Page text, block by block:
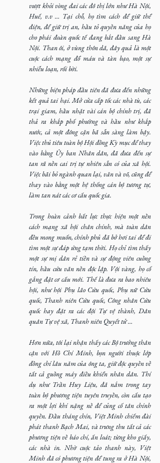
vượt khỏi vòng đai các đô thị lớn như Hà Nội,
Huế, v.v … Tại chỗ, họ tìm cách để giữ thể
điện, để giữ trị an, hầu tỏ quyền năng của họ
cho phái đoàn quốc tế đang bắt đầu sang Hà
Nội. Than ôi, ở vùng thôn dã, đây quả là một
cuộc cách mạng đổ máu và tàn bạo, một sự
nhiễu loạn, rối bời.
Những biện pháp đầu tiên đã đưa đến những
kết quả tai hại. Mở cửa cấp tốc các nhà tù, các
trại giam, hầu nhặt vài cán bộ chính trị, đã
thả ra khắp phố phường và hầu như khắp
nước, cả một đông cặn bã sẵn sàng làm bậy.
Việc thủ tiêu toàn bộ Hội đồng Kỳ mục để thay
vào bằng Ủy ban Nhân dân, đã đưa đến sự
tan rã nền cai trị tự nhiên sẵn có của xã hội.
Việc bãi bỏ ngành quan lại, văn và võ, cũng để
thay vào bằng một hệ thống cán bộ tương tự,
làm tan nát các cơ cấu quốc gia.
Trong hoàn cảnh bất lực thực hiện một nền
cách mạng xã hội chân chính, mà toàn dân
đều mong muốn, chính phủ đã bở hơi tai để đi
tìm một sự đáp ứng tạm thời. Họ chỉ tìm thấy
một sự mị dân rẻ tiền và sự động viên cuồng
tín, hầu cứu vãn nền độc lập. Vội vàng, họ cố
gắng đặt cơ cấu mới. Thế là đưa ra bao nhiêu
hội, như hội Phụ lão Cứu quốc, Phụ nữ Cứu
quốc, Thanh niên Cứu quốc, Công nhân Cứu
quốc hay đặt ra các đội Tự vệ thành, Dân
quân Tự vệ xã, Thanh niên Quyết tử …
Hơn nữa, tôi lại nhận thấy các Bộ trưởng thân
cận với Hồ Chí Minh, bọn người thuộc lớp
đồng chí lâu năm của ông ta, giữ độc quyền về
tất cả guồng máy điều khiển nhân dân. Thí
dụ như Trần Huy Liệu, đã nắm trong tay
toàn bộ phương tiện tuyên truyền, còn cấu tạo
ra một lợi khí nặng nề để củng cố tân chính
quyền. Đầu tháng chín, Việt Minh chiếm đài
phát thanh Bạch Mai, và trưng thu tất cả các
phương tiện về báo chí, ấn loát; từng kho giấy,
các nhà in. Nhờ cuộc tảo thanh này, Việt
Minh đã có phương tiện để tung ra ở Hà Nội,